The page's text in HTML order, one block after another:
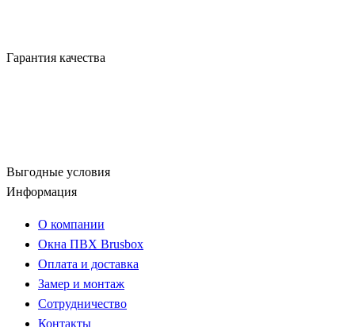
Гарантия качества
Выгодные условия
Информация
О компании
Окна ПВХ Brusbox
Оплата и доставка
Замер и монтаж
Сотрудничество
Контакты